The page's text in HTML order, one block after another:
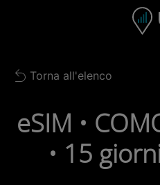
Barra di
Back to list
Torna all'elenco
eSIM •
• 15